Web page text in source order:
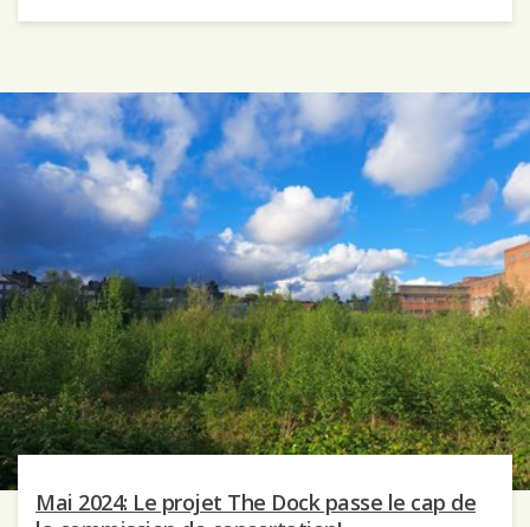
Mai 2024: Le projet The Dock passe le cap de